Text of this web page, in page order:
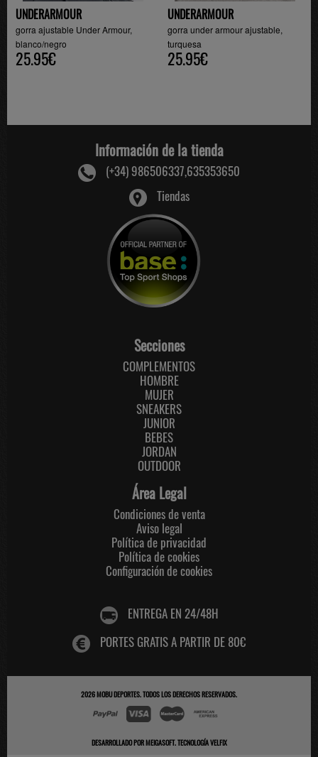
UNDERARMOUR
gorra ajustable Under Armour,
blanco/negro
25.95€
UNDERARMOUR
gorra under armour ajustable,
turquesa
25.95€
Información de la tienda
(+34) 986506337,635353650
Tiendas
Secciones
COMPLEMENTOS
HOMBRE
MUJER
SNEAKERS
JUNIOR
BEBES
JORDAN
OUTDOOR
Área Legal
Condiciones de venta
Aviso legal
Política de privacidad
Política de cookies
Configuración de cookies
ENTREGA EN 24/48H
PORTES GRATIS A PARTIR DE 80€
2026MOBU DEPORTES. TODOS LOS DERECHOS RESERVADOS.
DESARROLLADO PORMEIGASOFT.TECNOLOGÍA VELFIX